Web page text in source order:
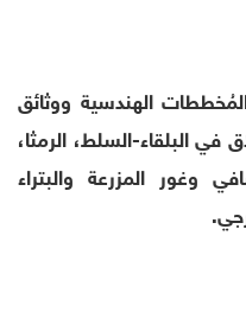
الهندسية ووثائق
في البلقاء-السلط، الرمثا،
وغور المزرعة والبتراء